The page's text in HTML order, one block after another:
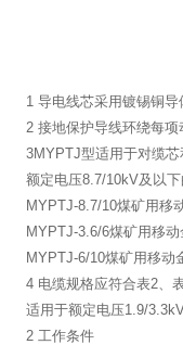
1 导电线芯采用镀锡铜
2 接地保护导线环绕每
3MYPTJ型适用于对缆
额定电压8.7/10kV及以
MYPTJ-8.7/10煤矿用移
MYPTJ-3.6/6煤矿用移
MYPTJ-6/10煤矿用移动
4 电缆规格应符合表2、
适用于额定电压1.9/
2 工作条件